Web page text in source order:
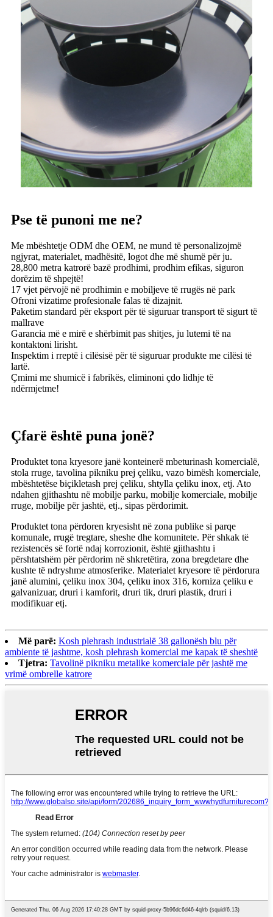
Pse të punoni me ne?
Me mbështetje ODM dhe OEM, ne mund të personalizojmë
ngjyrat, materialet, madhësitë, logot dhe më shumë për ju.
28,800 metra katrorë bazë prodhimi, prodhim efikas, siguron
dorëzim të shpejtë!
17 vjet përvojë në prodhimin e mobiljeve të rrugës në park
Ofroni vizatime profesionale falas të dizajnit.
Paketim standard për eksport për të siguruar transport të sigurt të
mallrave
Garancia më e mirë e shërbimit pas shitjes, ju lutemi të na
kontaktoni lirisht.
Inspektim i rreptë i cilësisë për të siguruar produkte me cilësi të
lartë.
Çmimi me shumicë i fabrikës, eliminoni çdo lidhje të
ndërmjetme!
Çfarë është puna jonë?
Produktet tona kryesore janë konteinerë mbeturinash komercialë,
stola rruge, tavolina pikniku prej çeliku, vazo bimësh komerciale,
mbështetëse biçikletash prej çeliku, shtylla çeliku inox, etj. Ato
ndahen gjithashtu në mobilje parku, mobilje komerciale, mobilje
rruge, mobilje për jashtë, etj., sipas përdorimit.
Produktet tona përdoren kryesisht në zona publike si parqe
komunale, rrugë tregtare, sheshe dhe komunitete. Për shkak të
rezistencës së fortë ndaj korrozionit, është gjithashtu i
përshtatshëm për përdorim në shkretëtira, zona bregdetare dhe
kushte të ndryshme atmosferike. Materialet kryesore të përdorura
janë alumini, çeliku inox 304, çeliku inox 316, korniza çeliku e
galvanizuar, druri i kamforit, druri tik, druri plastik, druri i
modifikuar etj.
Më parë: Kosh plehrash industrialë 38 gallonësh blu për
ambiente të jashtme, kosh plehrash komercial me kapak të sheshtë
Tjetra: Tavolinë pikniku metalike komerciale për jashtë me
vrimë ombrelle katrore